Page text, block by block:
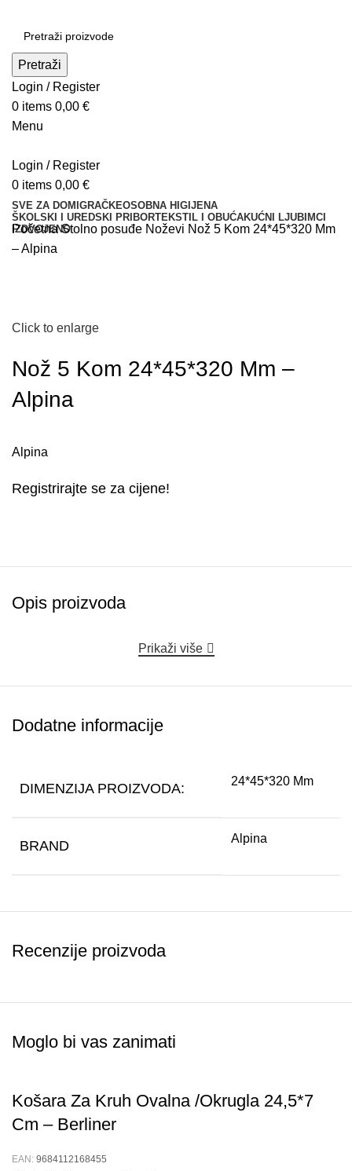
Pretraži
Login / Register
0 items 0,00 €
Menu
Login / Register
0 items 0,00 €
SVE ZA DOM IGRAČKEOSOBNA HIGIJENA
ŠKOLSKI I UREDSKI PRIBORTEKSTIL I OBUĆAKUĆNI LJUBIMCI
IZDVOJENO
PočetnaStolno posuđe Noževi Nož 5 Kom 24*45*320 Mm
– Alpina
Click to enlarge
Nož 5 Kom 24*45*320 Mm –
Alpina
Alpina
Registrirajte se za cijene!
Opis proizvoda
Prikaži više
Dodatne informacije
DIMENZIJA PROIZVODA: 24*45*320 Mm
BRAND Alpina
Recenzije proizvoda
Moglo bi vas zanimati
Košara Za Kruh Ovalna /Okrugla 24,5*7
Cm – Berliner
EAN: 9684112168455